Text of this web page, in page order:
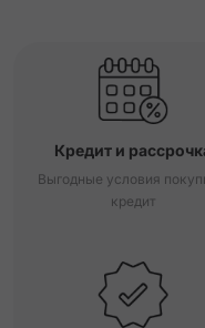
Кредит и
Выгодные условия
кредит